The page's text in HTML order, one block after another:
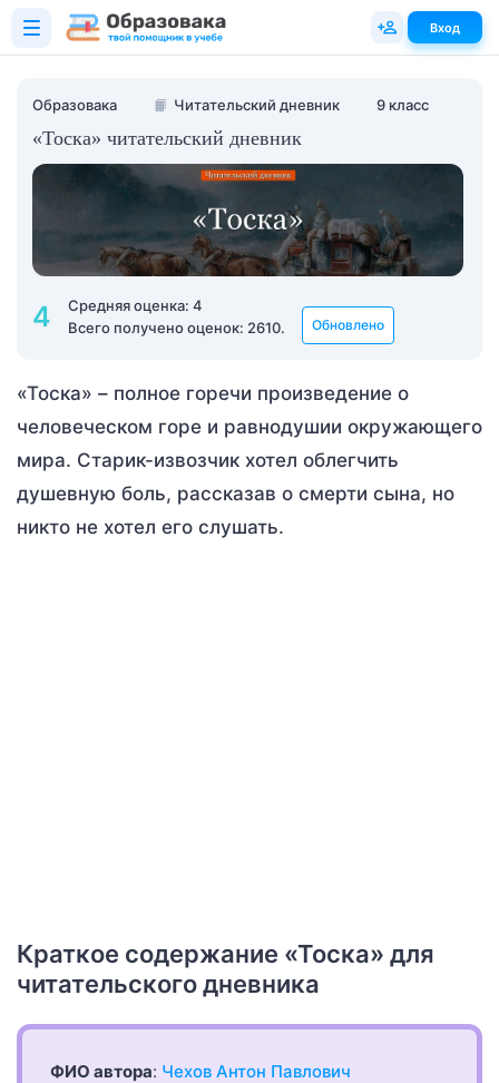
Образовака 📙 Читательский дневник 9 класс
«Тоска» читательский дневник
4
Средняя оценка: 4
Всего получено оценок: 2610.
Обновлено
«Тоска» – полное горечи произведение о
человеческом горе и равнодушии окружающего
мира. Старик-извозчик хотел облегчить
душевную боль, рассказав о смерти сына, но
никто не хотел его слушать.
Краткое содержание «Тоска» для
читательского дневника
ФИО автора: Чехов Антон Павлович
Вход